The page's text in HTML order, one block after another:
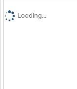
Loading...